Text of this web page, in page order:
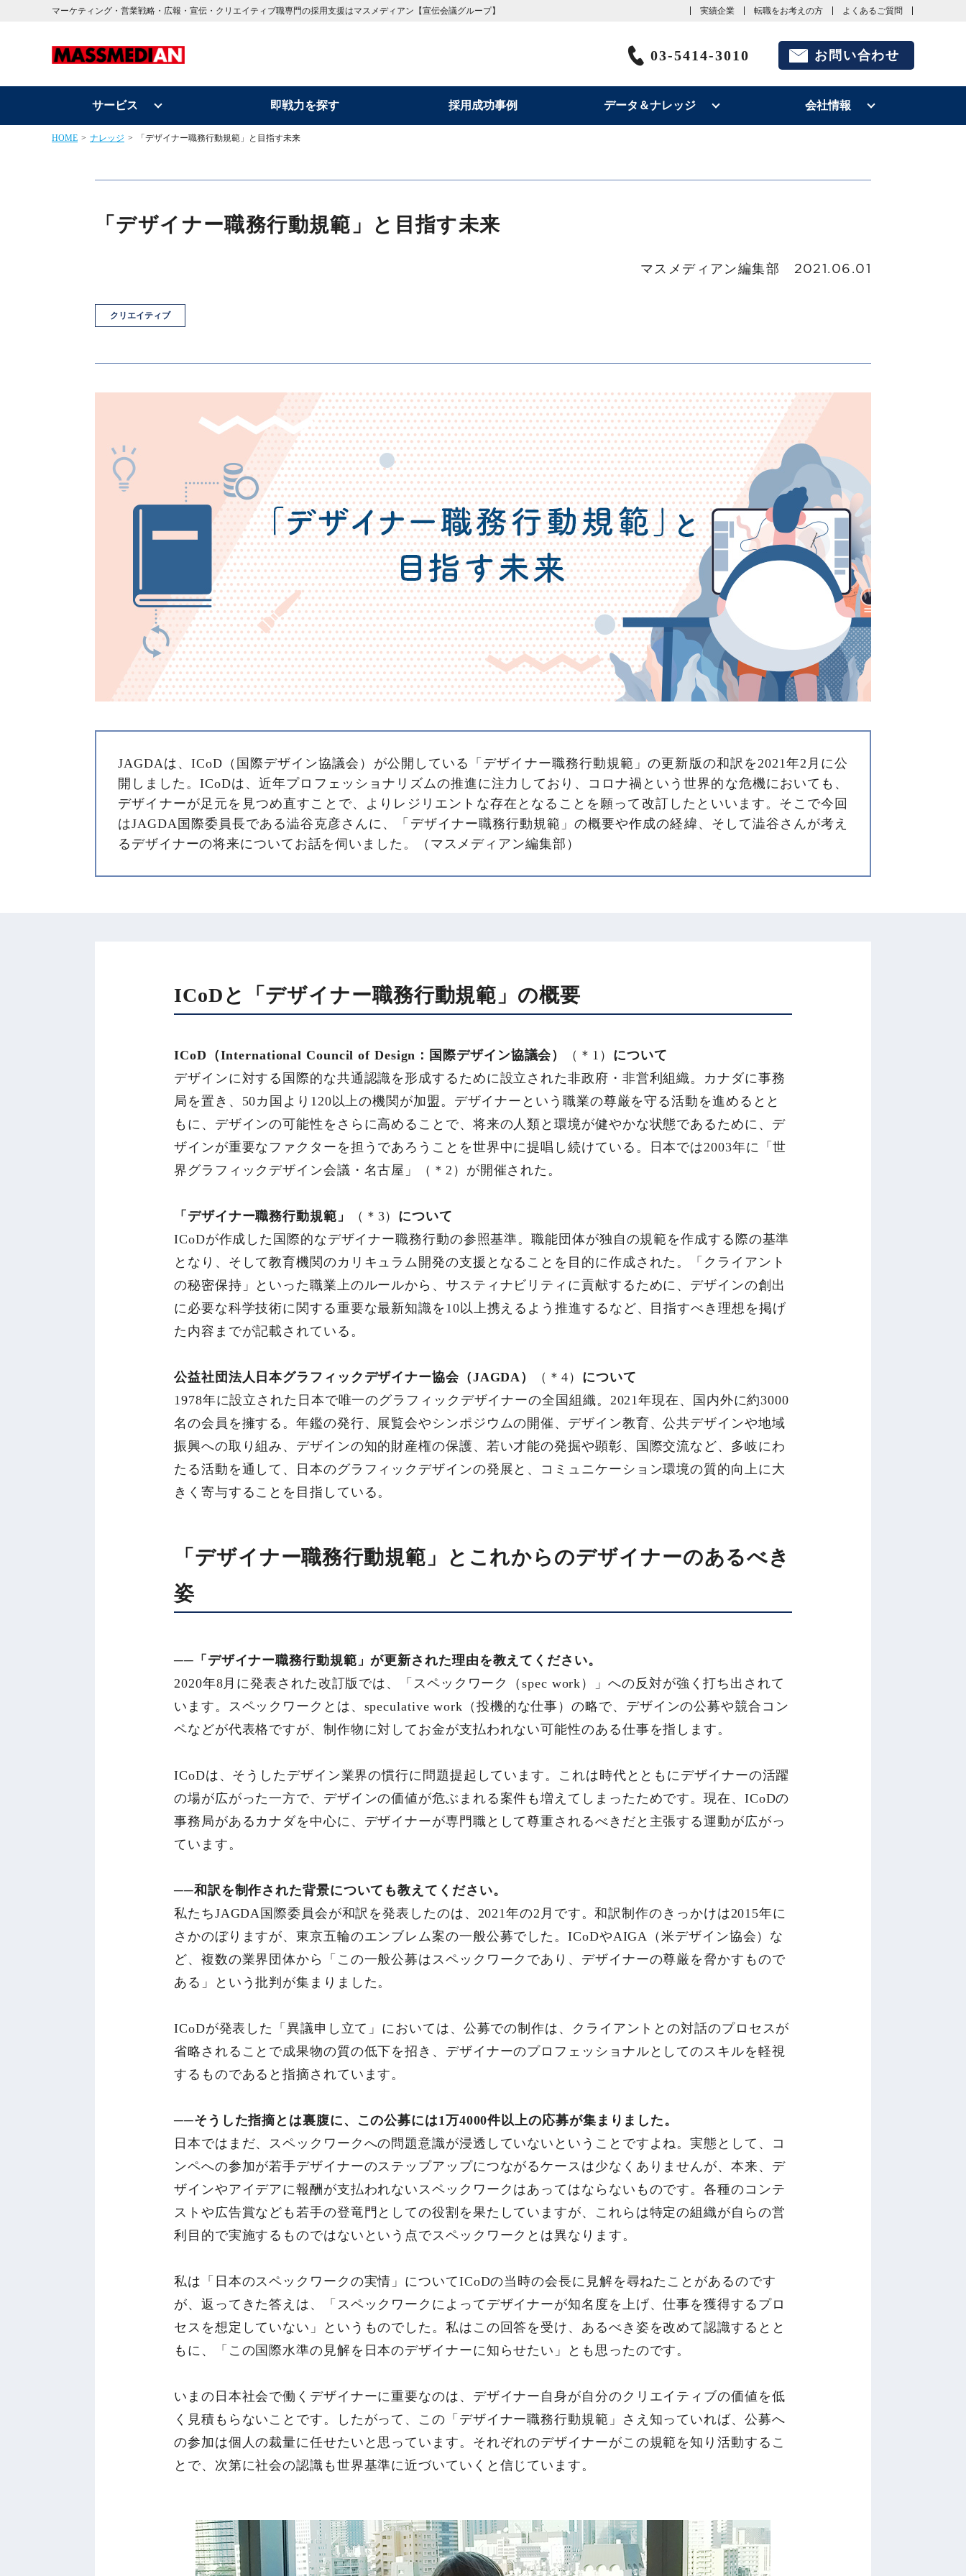
マーケティング・営業戦略・広報・宣伝・クリエイティブ職専門の採用支援はマスメディアン【宣伝会議グループ】 実績企業 転職をお考えの方 よくあるご質問
03-5414-3010 お問い合わせ
サービス 即戦力を探す 採用成功事例 データ＆ナレッジ 会社情報
HOME ナレッジ 「デザイナー職務行動規範」と目指す未来
「デザイナー職務行動規範」と目指す未来
マスメディアン編集部 2021.06.01
クリエイティブ
JAGDAは、ICoD（国際デザイン協議会）が公開している「デザイナー職務行動規範」の更新版の和訳を2021年2月に公
開しました。ICoDは、近年プロフェッショナリズムの推進に注力しており、コロナ禍という世界的な危機においても、
デザイナーが足元を見つめ直すことで、よりレジリエントな存在となることを願って改訂したといいます。そこで今回
はJAGDA国際委員長である澁谷克彦さんに、「デザイナー職務行動規範」の概要や作成の経緯、そして澁谷さんが考え
るデザイナーの将来についてお話を伺いました。（マスメディアン編集部）
ICoDと「デザイナー職務行動規範」の概要
ICoD（International Council of Design：国際デザイン協議会） （＊1） について
デザインに対する国際的な共通認識を形成するために設立された非政府・非営利組織。カナダに事務
局を置き、50カ国より120以上の機関が加盟。デザイナーという職業の尊厳を守る活動を進めるとと
もに、デザインの可能性をさらに高めることで、将来の人類と環境が健やかな状態であるために、デ
ザインが重要なファクターを担うであろうことを世界中に提唱し続けている。日本では2003年に「世
界グラフィックデザイン会議・名古屋」（＊2）が開催された。
「デザイナー職務行動規範」 （＊3） について
ICoDが作成した国際的なデザイナー職務行動の参照基準。職能団体が独自の規範を作成する際の基準
となり、そして教育機関のカリキュラム開発の支援となることを目的に作成された。「クライアント
の秘密保持」といった職業上のルールから、サスティナビリティに貢献するために、デザインの創出
に必要な科学技術に関する重要な最新知識を10以上携えるよう推進するなど、目指すべき理想を掲げ
た内容までが記載されている。
公益社団法人日本グラフィックデザイナー協会（JAGDA） （＊4） について
1978年に設立された日本で唯一のグラフィックデザイナーの全国組織。2021年現在、国内外に約3000
名の会員を擁する。年鑑の発行、展覧会やシンポジウムの開催、デザイン教育、公共デザインや地域
振興への取り組み、デザインの知的財産権の保護、若い才能の発掘や顕彰、国際交流など、多岐にわ
たる活動を通して、日本のグラフィックデザインの発展と、コミュニケーション環境の質的向上に大
きく寄与することを目指している。
「デザイナー職務行動規範」とこれからのデザイナーのあるべき
姿
──「デザイナー職務行動規範」が更新された理由を教えてください。
2020年8月に発表された改訂版では、「スペックワーク（spec work）」への反対が強く打ち出されて
います。スペックワークとは、speculative work（投機的な仕事）の略で、デザインの公募や競合コン
ペなどが代表格ですが、制作物に対してお金が支払われない可能性のある仕事を指します。
ICoDは、そうしたデザイン業界の慣行に問題提起しています。これは時代とともにデザイナーの活躍
の場が広がった一方で、デザインの価値が危ぶまれる案件も増えてしまったためです。現在、ICoDの
事務局があるカナダを中心に、デザイナーが専門職として尊重されるべきだと主張する運動が広がっ
ています。
──和訳を制作された背景についても教えてください。
私たちJAGDA国際委員会が和訳を発表したのは、2021年の2月です。和訳制作のきっかけは2015年に
さかのぼりますが、東京五輪のエンブレム案の一般公募でした。ICoDやAIGA（米デザイン協会）な
ど、複数の業界団体から「この一般公募はスペックワークであり、デザイナーの尊厳を脅かすもので
ある」という批判が集まりました。
ICoDが発表した「異議申し立て」においては、公募での制作は、クライアントとの対話のプロセスが
省略されることで成果物の質の低下を招き、デザイナーのプロフェッショナルとしてのスキルを軽視
するものであると指摘されています。
──そうした指摘とは裏腹に、この公募には1万4000件以上の応募が集まりました。
日本ではまだ、スペックワークへの問題意識が浸透していないということですよね。実態として、コ
ンペへの参加が若手デザイナーのステップアップにつながるケースは少なくありませんが、本来、デ
ザインやアイデアに報酬が支払われないスペックワークはあってはならないものです。各種のコンテ
ストや広告賞なども若手の登竜門としての役割を果たしていますが、これらは特定の組織が自らの営
利目的で実施するものではないという点でスペックワークとは異なります。
私は「日本のスペックワークの実情」についてICoDの当時の会長に見解を尋ねたことがあるのです
が、返ってきた答えは、「スペックワークによってデザイナーが知名度を上げ、仕事を獲得するプロ
セスを想定していない」というものでした。私はこの回答を受け、あるべき姿を改めて認識するとと
もに、「この国際水準の見解を日本のデザイナーに知らせたい」とも思ったのです。
いまの日本社会で働くデザイナーに重要なのは、デザイナー自身が自分のクリエイティブの価値を低
く見積もらないことです。したがって、この「デザイナー職務行動規範」さえ知っていれば、公募へ
の参加は個人の裁量に任せたいと思っています。それぞれのデザイナーがこの規範を知り活動するこ
とで、次第に社会の認識も世界基準に近づいていくと信じています。